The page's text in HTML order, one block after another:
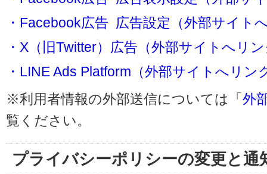
・Facebook広告 広告設定（外部サイト
・X（旧Twitter）広告（外部サイトへリ
・LINE Ads Platform（外部サイトへリン
※利用者情報の外部送信については「外
覧ください。
プライバシーポリシーの変更と通